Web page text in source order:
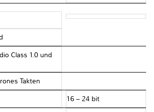
Takten
16 – 24 bit